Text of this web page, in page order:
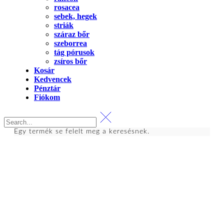
rosacea
sebek, hegek
striák
száraz bőr
szeborrea
tág pórusok
zsíros bőr
Kosár
Kedvencek
Pénztár
Fiókom
Egy termék se felelt meg a keresésnek.